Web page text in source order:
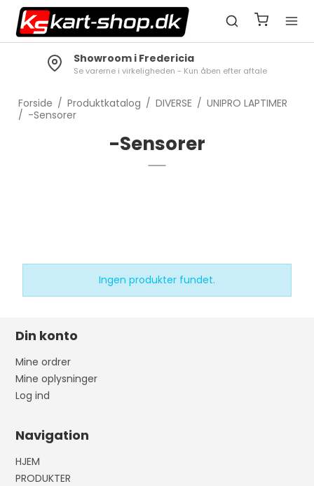
Showroom i Fredericia
Se varerne i virkeligheden - Kun åben efter aftale
Forside / Produktkatalog / DIVERSE / UNIPRO LAPTIMER
/ -Sensorer
-Sensorer
Ingen produkter fundet.
Din konto
Mine ordrer
Mine oplysninger
Log ind
Navigation
HJEM
PRODUKTER